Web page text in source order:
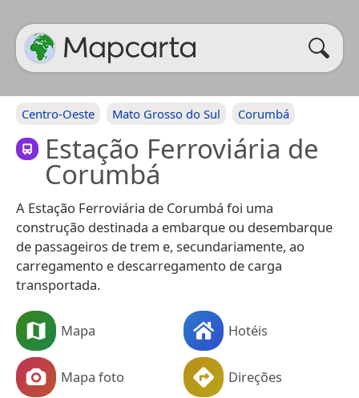
Centro-Oeste Mato Grosso do Sul Corumbá
Estação Ferroviária de
Corumbá
A Estação Ferroviária de Corumbá foi uma
construção destinada a embarque ou desembarque
de passageiros de trem e, secundariamente, ao
carregamento e descarregamento de carga
transportada.
Mapa Hotéis
Mapa foto Direções